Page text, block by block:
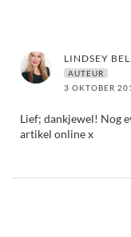
LINDSEY
AUTEUR
3 OKTOBER
Lief; dankjewel! Nog
artikel online x